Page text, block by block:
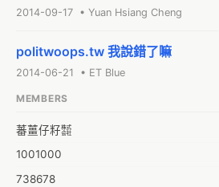
2014-09-17 • Yuan Hsiang Cheng
politwoops.tw 我說錯了嘛
2014-06-21 • ET Blue
MEMBERS
蕃薑仔籽㍿
1001000
738678